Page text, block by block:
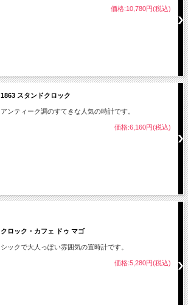
価格:10,780円(税込)
1863 スタンドクロック
アンティーク調のすてきな人気の時計です。
価格:6,160円(税込)
クロック・カフェ ドゥ マゴ
シックで大人っぽい雰囲気の置時計です。
価格:5,280円(税込)